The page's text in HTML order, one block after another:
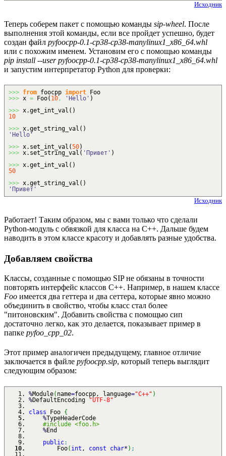
Исходник
Теперь соберем пакет с помощью команды sip-wheel. После
выполнения этой команды, если все пройдет успешно, будет
создан файл pyfoocpp-0.1-cp38-cp38-manylinux1_x86_64.whl
или с похожим именем. Установим его с помощью команды
pip install --user pyfoocpp-0.1-cp38-cp38-manylinux1_x86_64.whl
и запустим интерпретатор Python для проверки:
>>> from foocpp import Foo
>>> x = Foo( 10, 'Hello' )
>>> x.get_int_val ( )
10
>>> x.get_string_val ( )
'Hello'
>>> x. set_int_val (50)
>>> x. set_string_val ( 'Привет' )
>>> x.get_int_val ( )
50
>>> x.get_string_val ( )
'Привет'
Исходник
Работает! Таким образом, мы с вами только что сделали
Python-модуль с обвязкой для класса на C++. Дальше будем
наводить в этом классе красоту и добавлять разные удобства.
Добавляем свойства
Классы, созданные с помощью SIP не обязаны в точности
повторять интерфейс классов C++. Например, в нашем классе
Foo имеется два геттера и два сеттера, которые явно можно
объединить в свойство, чтобы класс стал более
"питоновским". Добавить свойства с помощью сип
достаточно легко, как это делается, показывает пример в
папке pyfoo_cpp_02.
Этот пример аналогичен предыдущему, главное отличие
заключается в файле pyfoocpp.sip, который теперь выглядит
следующим образом:
%Module( name=foocpp, language="C++" )
%DefaultEncoding "UTF-8"
class Foo {
%TypeHeaderCode
#include <foo.h>
%End
public:
Foo( int , const char* ) ;